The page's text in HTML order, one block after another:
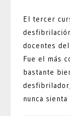
El tercer
docentes
Fue el más
bastante
nunca